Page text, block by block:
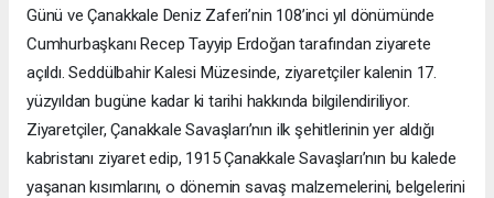
Günü ve Çanakkale Deniz Zaferi’nin 108’inci yıl dönümünde
Cumhurbaşkanı Recep Tayyip Erdoğan tarafından ziyarete
açıldı. Seddülbahir Kalesi Müzesinde, ziyaretçiler kalenin 17.
yüzyıldan bugüne kadar ki tarihi hakkında bilgilendiriliyor.
Ziyaretçiler, Çanakkale Savaşları’nın ilk şehitlerinin yer aldığı
kabristanı ziyaret edip, 1915 Çanakkale Savaşları’nın bu kalede
yaşanan kısımlarını, o dönemin savaş malzemelerini, belgelerini